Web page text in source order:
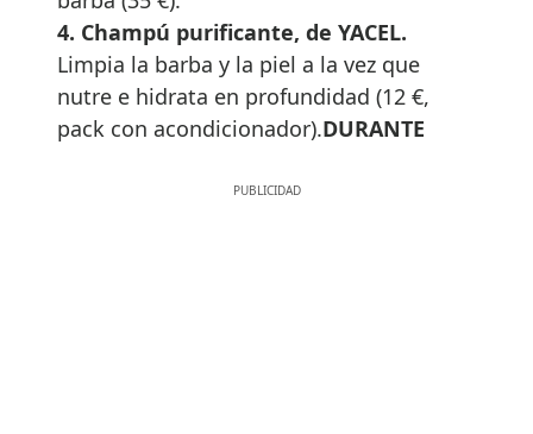
4. Champú purificante, de YACEL.
Limpia la barba y la piel a la vez que
nutre e hidrata en profundidad (12 €,
pack con acondicionador).DURANTE